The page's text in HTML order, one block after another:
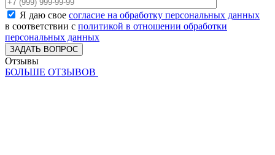
Я даю свое согласие на обработку персональных данных
в соответствии с политикой в отношении обработки
персональных данных
Отзывы
БОЛЬШЕ ОТЗЫВОВ